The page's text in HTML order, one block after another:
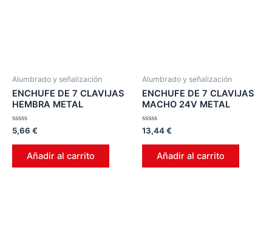
Alumbrado y señalización
ENCHUFE DE 7 CLAVIJAS
HEMBRA METAL
Valorado
en
0
5,66 €
Añadir al carrito
Alumbrado y señalización
ENCHUFE DE 7 CLAVIJAS
MACHO 24V METAL
Valorado
0
13,44€
Añadir al carrito